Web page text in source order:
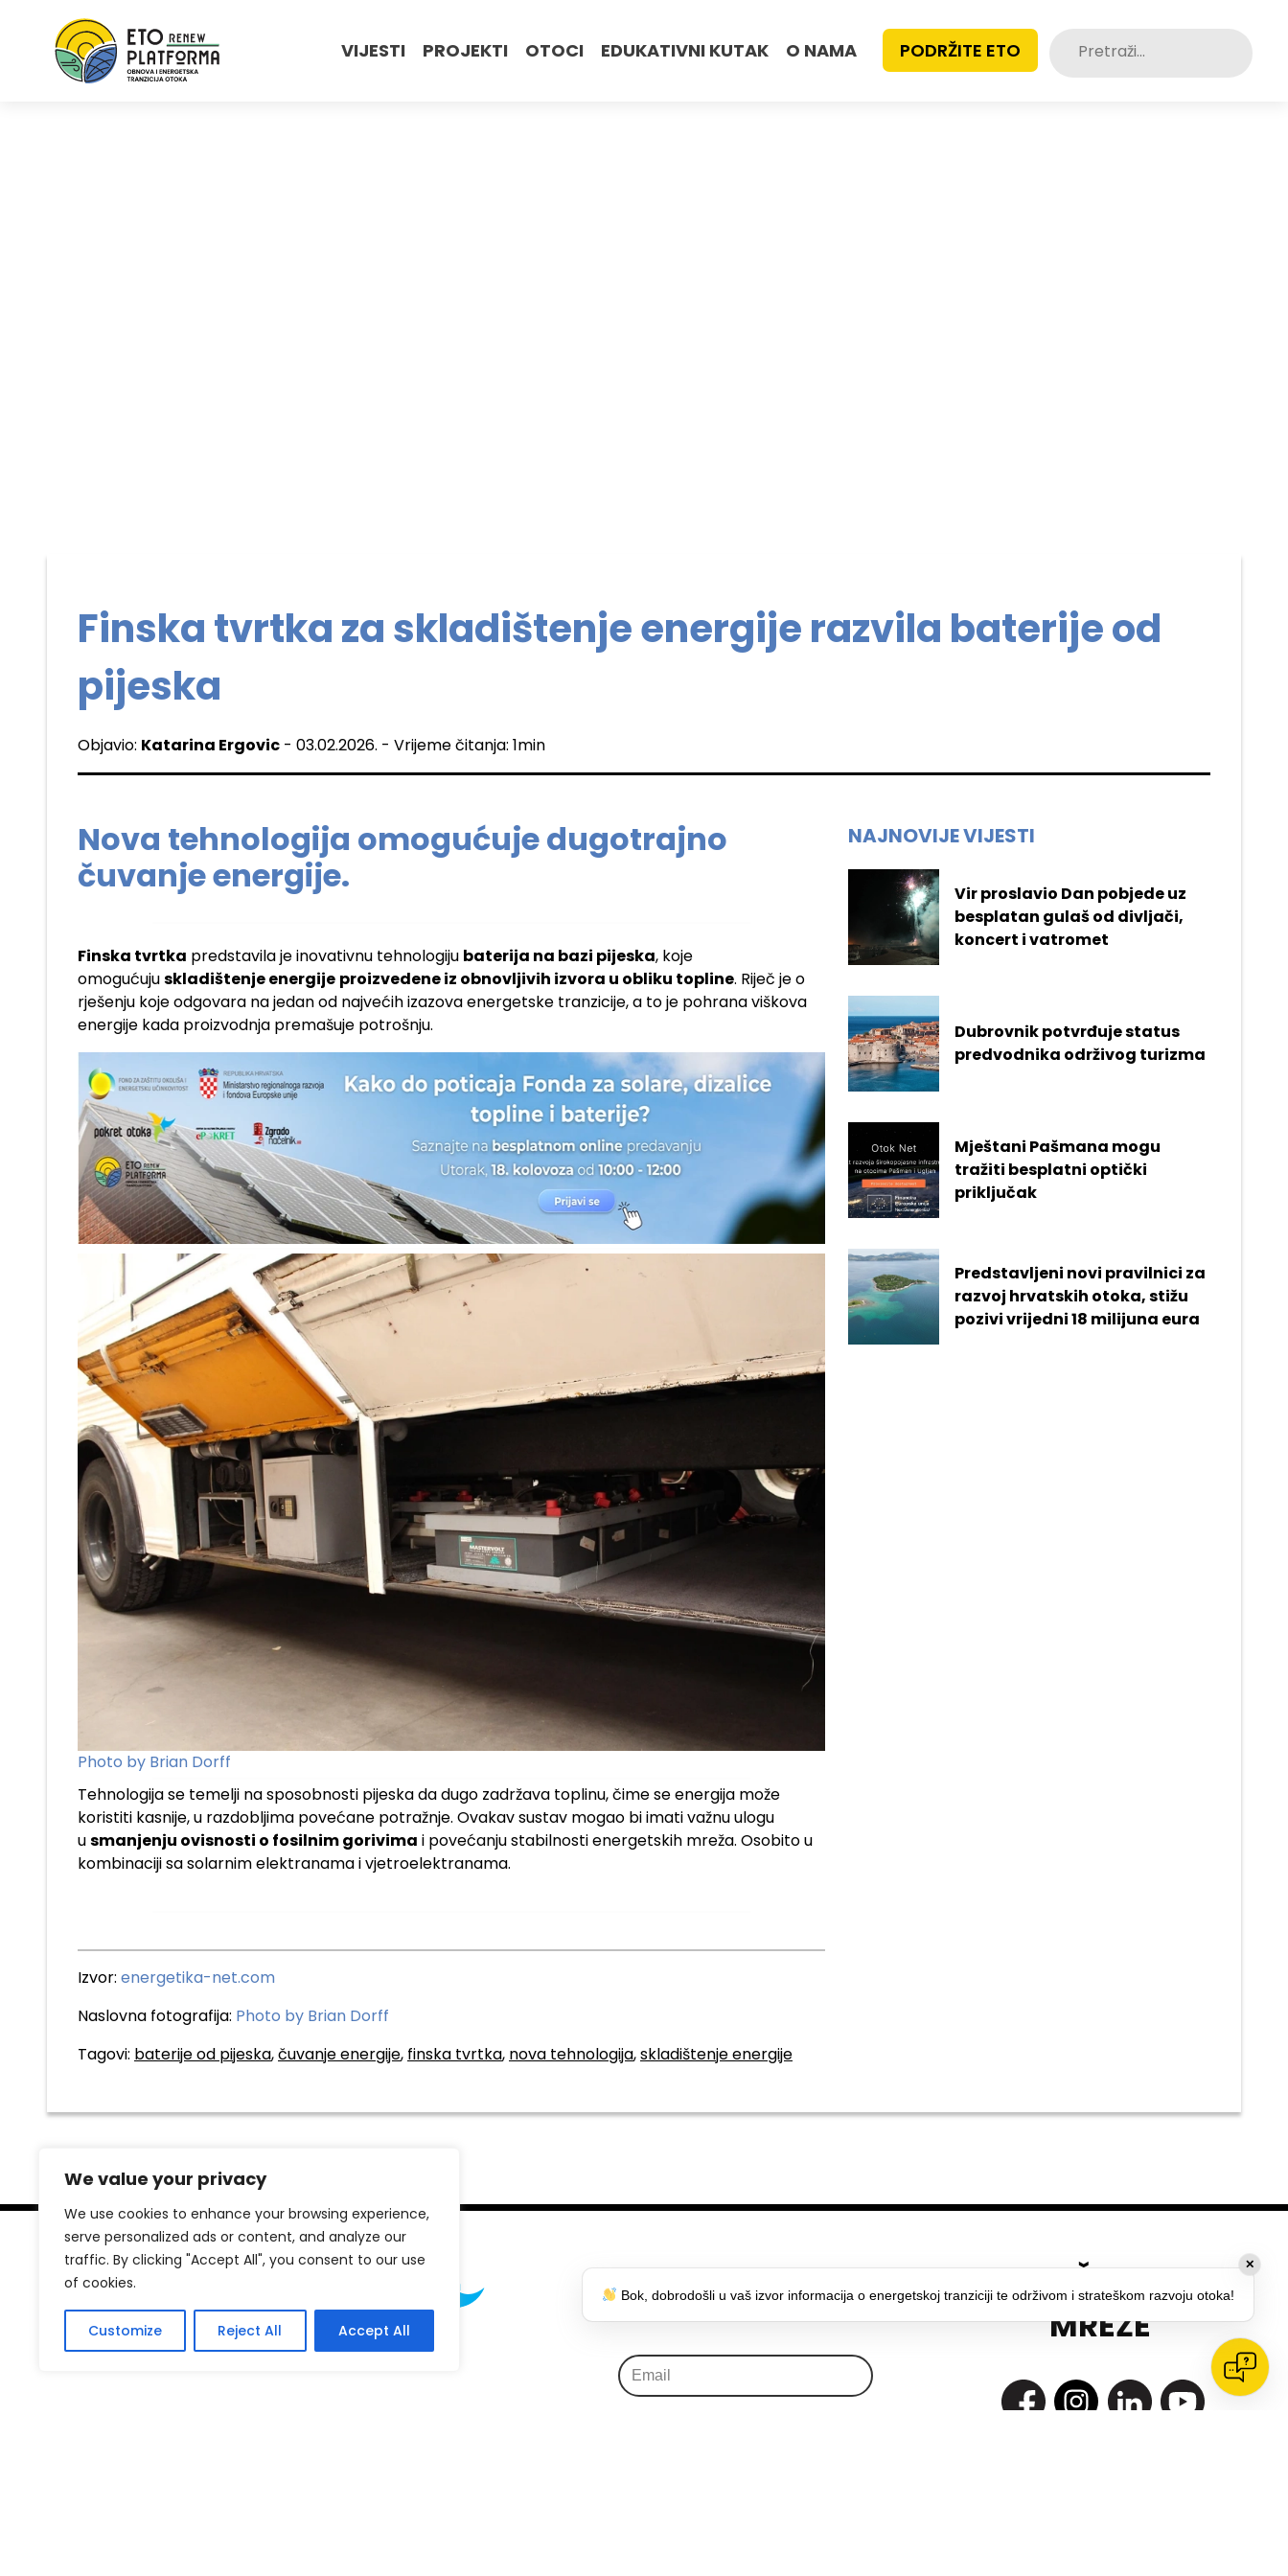
We value your privacy
We use cookies to enhance your browsing experience,
serve personalized ads or content, and analyze our
traffic. By clicking "Accept All", you consent to our use
of cookies.
Customize Reject All Accept All
VIJESTI PROJEKTI OTOCI EDUKATIVNI KUTAK O NAMA PODRŽITE ETO Pretraži:
Finska tvrtka za skladištenje energije razvila baterije od
pijeska
Objavio: Katarina Ergovic - 03.02.2026. - Vrijeme čitanja: 1min
Nova tehnologija omogućuje dugotrajno
čuvanje energije.
Finska tvrtka predstavila je inovativnu tehnologiju baterija na bazi pijeska, koje
omogućujuskladištenje energije proizvedene iz obnovljivih izvora u obliku topline. Riječ je o
rješenju koje odgovara na jedan od najvećih izazova energetske tranzicije, a to je pohrana viškova
energije kada proizvodnja premašuje potrošnju.
Photo by Brian Dorff
Tehnologija se temelji na sposobnosti pijeska da dugo zadržava toplinu, čime se energija može
koristiti kasnije, u razdobljima povećane potražnje. Ovakav sustav mogao bi imati važnu ulogu
usmanjenju ovisnosti o fosilnim gorivima i povećanju stabilnosti energetskih mreža. Osobito u
kombinaciji sa solarnim elektranama i vjetroelektranama.
Izvor: energetika-net.com
Naslovna fotografija: Photo by Brian Dorff
Tagovi: baterije od pijeska,čuvanje energije, finska tvrtka, nova tehnologija,skladištenje energije
NAJNOVIJE VIJESTI
Vir proslavio Dan pobjede uz
besplatan gulaš od divljači,
koncert i vatromet
Dubrovnik potvrđuje status
predvodnika održivog turizma
Mještani Pašmana mogu
tražiti besplatni optički
priključak
Predstavljeni novi pravilnici za
razvoj hrvatskih otoka, stižu
pozivi vrijedni 18 milijuna eura
NEWSLETTER
DRUŠTVENE
MREŽE
✕
Bok, dobrodošli u vaš izvor informacija o energetskoj tranziciji te održivom i strateškom razvoju otoka!